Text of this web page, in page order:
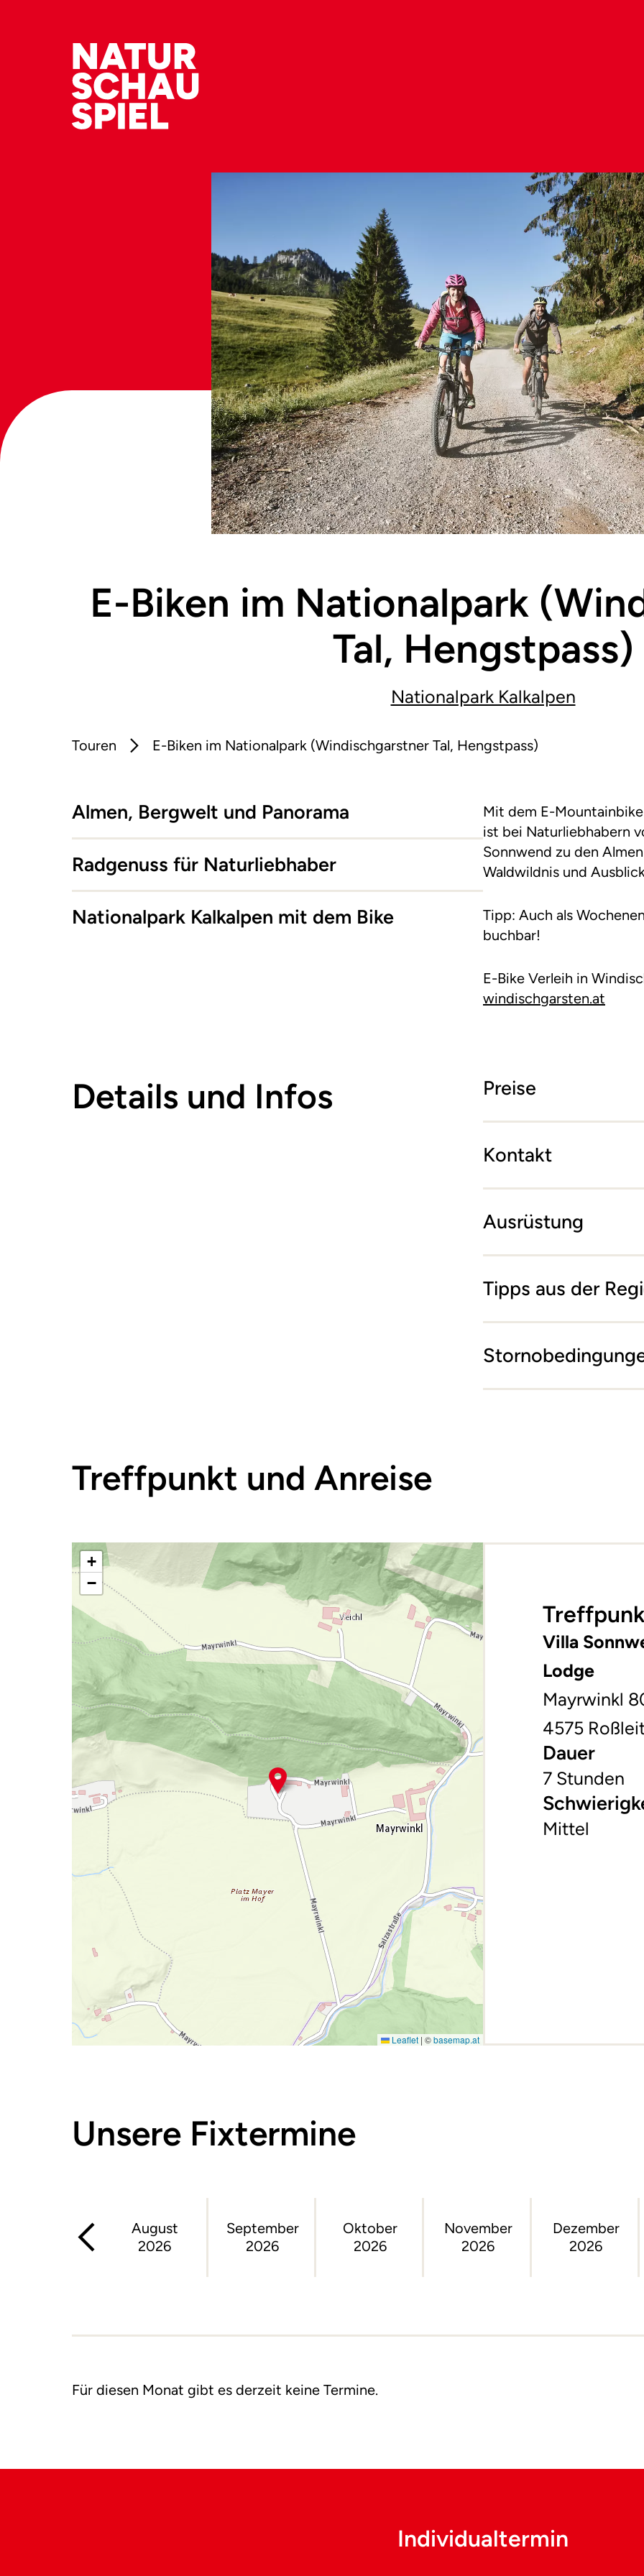
E-Biken im Nationalpark
Tal, Hengstpass)
Nationalpark Kalkalpen
Touren E-Biken im Nationalpark (Windischgarstner Tal, Hengstpass)
Almen, Bergwelt und Panorama
Radgenuss für Naturliebhaber
Nationalpark Kalkalpen mit dem Bike
Mit dem E-
ist bei Naturliebhabern
Sonnwend zu den
Waldwildnis und
Tipp: Auch als
buchbar!
E-Bike Verleih in
windischgarsten.at
Details und Infos Preise
Kontakt
Ausrüstung
Tipps aus der
Treffpunkt und Anreise
+
−
Leaflet | ©basemap.at
Villa
Lodge
Mayrwinkl
4575
Dauer
7 Stunden
Mittel
Unsere Fixtermine
August
2026
September
2026
Oktober
2026
November
2026
Dezember
2026
Für diesen Monat gibt es derzeit keine Termine.
Individualtermin